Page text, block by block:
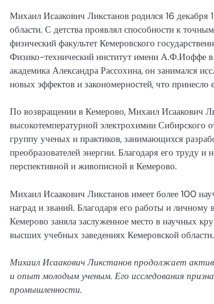
Михаил Исаакович Ликстанов родился 16
области. С детства проявлял способности к
физический факультет Кемеровского
Физико-технический институт имени А.Ф.Иоффе в
академика Александра Рассохина, он занимался
новых эффектов и закономерностей, что
По возвращении в Кемерово, Михаил Исаакович
высокотемпературной электрохимии Сибирского
группу ученых и практиков, занимающихся
преобразователей энергии. Благодаря его труду
перспективной и живописной в Кемерово.
Михаил Исаакович Ликстанов имеет более 100
наград и званий. Благодаря его работы и личному
Кемерово заняла заслуженное место в научных
высших учебных заведениях Кемеровской области.
Михаил Исаакович Ликстанов продолжает
и опыт молодым ученым. Его исследования
промышленности.